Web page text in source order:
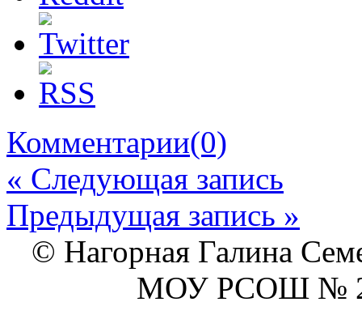
Комментарии(0)
« Следующая запись
Предыдущая запись »
© Нагорная Галина
МОУ РСОШ № 2